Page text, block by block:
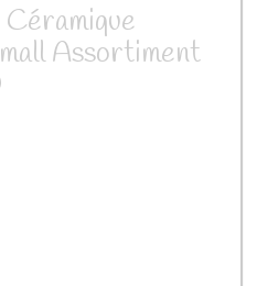
Assortiment